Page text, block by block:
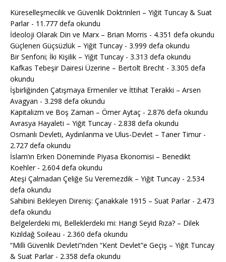
Küreselleşmecilik ve Güvenlik Doktrinleri – Yiğit Tuncay & Suat
Parlar- 11.777 defa okundu
İdeoloji Olarak Din ve Marx – Brian Morris - 4.351 defa okundu
Güçlenen Güçsüzlük – Yiğit Tuncay - 3.999 defa okundu
Bir Senfoni; İki Kişilik – Yiğit Tuncay - 3.313 defa okundu
Kafkas Tebeşir Dairesi Üzerine – Bertolt Brecht - 3.305 defa
okundu
İşbirliğinden Çatışmaya Ermeniler ve İttihat Terakki – Arsen
Avagyan - 3.298 defa okundu
Kapitalizm ve Boş Zaman – Ömer Aytaç - 2.876 defa okundu
Avrasya Hayaleti – Yiğit Tuncay - 2.838 defa okundu
Osmanlı Devleti, Aydınlanma ve Ulus-Devlet – Taner Timur-
2.727 defa okundu
İslam’ın Erken Döneminde Piyasa Ekonomisi – Benedikt
Koehler- 2.604 defa okundu
Ateşi Çalmadan Çeliğe Su Veremezdik – Yiğit Tuncay - 2.534
defa okundu
Sahibini Bekleyen Direniş: Çanakkale 1915 – Suat Parlar- 2.473
defa okundu
Belgelerdeki mi, Belleklerdeki mi: Hangi Seyid Rıza? – Dilek
Kızıldağ Soileau - 2.360 defa okundu
“Milli Güvenlik Devleti”nden “Kent Devlet”e Geçiş – Yiğit Tuncay
& Suat Parlar- 2.358 defa okundu